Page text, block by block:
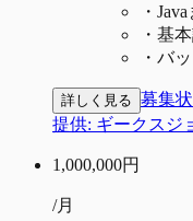
・
・ 基
・ バ
詳しく見る 募集
提供: ギークスジ
1,000,000円
/月